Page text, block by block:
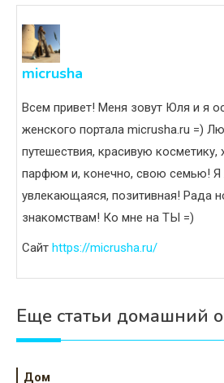
micrusha
Всем привет! Меня зовут Юля и я
женского портала micrusha.ru =)
путешествия, красивую косметику,
парфюм и, конечно, свою семью! Я
увлекающаяся, позитивная! Рада
знакомствам! Ко мне на ТЫ =)
Сайт https://micrusha.ru/
Еще статьи домашний
Дом